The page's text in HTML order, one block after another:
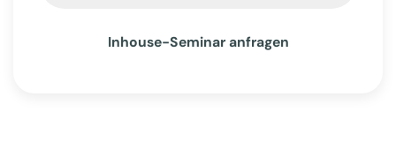
Inhouse-Seminar anfragen